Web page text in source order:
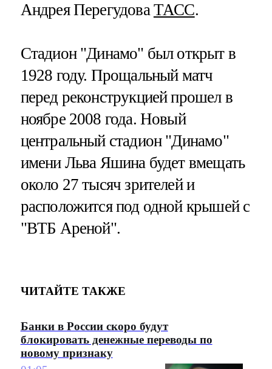
Андрея ПерегудоваТАСС.
Стадион "Динамо" был открыт в
1928 году. Прощальный матч
перед реконструкцией прошел в
ноябре 2008 года. Новый
центральный стадион "Динамо"
имени Льва Яшина будет вмещать
около 27 тысяч зрителей и
расположится под одной крышей с
"ВТБ Ареной".
ЧИТАЙТЕ ТАКЖЕ
Банки в России скоро будут
блокировать денежные переводы по
новому признаку